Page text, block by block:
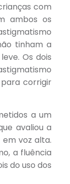
com
ambos os
tinham a
Os dois
corrigir
a um
avaliou a
voz alta.
a fluência
do uso dos